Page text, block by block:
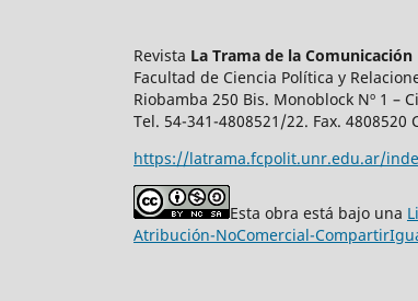
Revista La Trama de la
Facultad de Ciencia Política y
Riobamba 250 Bis. Monoblock Nº 1 –
Tel. 54-341-4808521/22. Fax. 4808520
https://latrama.fcpolit.unr.edu.ar/
Esta obra está bajo una
Atribución-NoComercial-